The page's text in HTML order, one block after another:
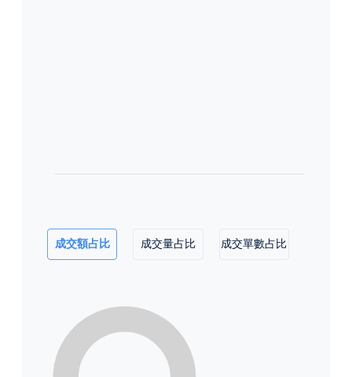
成交額占比 成交量占比 成交單數占比